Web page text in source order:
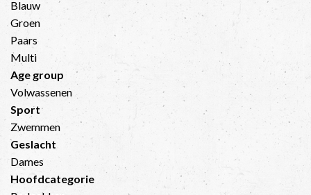
Blauw
Groen
Paars
Multi
Age group
Volwassenen
Sport
Zwemmen
Geslacht
Dames
Hoofdcategorie